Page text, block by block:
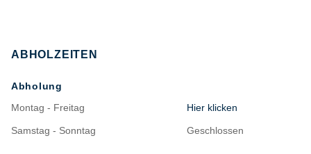
ABHOLZEITEN
Abholung
Montag - Freitag
Hier klicken
Samstag - Sonntag Geschlossen